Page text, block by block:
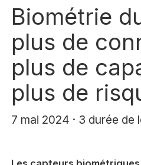
Biométrie
plus de
plus de
plus de
7 mai 2024 · 3 durée de